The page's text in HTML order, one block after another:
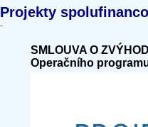
Projekty
SMLOUVA O
Operačního